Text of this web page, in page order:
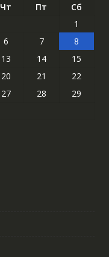
Чт Пт
Сб
1
6 7
8
13 14
15
20 21
22
27 28
29